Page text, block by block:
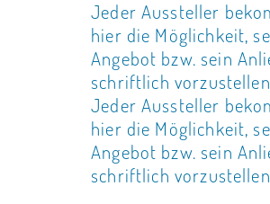
Jeder Aussteller
hier die Möglichkeit,
Angebot bzw. sein
schriftlich
Jeder Aussteller
hier die Möglichkeit,
Angebot bzw. sein
schriftlich